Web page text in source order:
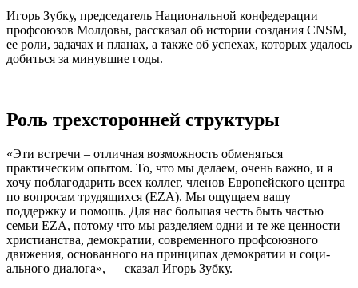
Игорь Зубку, председатель Националь­ной конфедерации
профсоюзов Молдовы, рассказал об истории создания CNSM,
ее роли, задачах и планах, а также об успехах, которых удалось
добиться за минувшие годы.
Роль трехсторонней структуры
«Эти встречи – отличная возможность обменяться
практическим опытом. То, что мы делаем, очень важно, и я
хочу поблагодарить всех коллег, членов Европейского центра
по вопросам трудящихся (EZA). Мы ощущаем вашу
поддержку и помощь. Для нас большая честь быть частью
семьи EZA, потому что мы разделяем одни и те же ценности
христианства, демократии, современного профсоюзного
движения, осно­ванного на принципах демократии и соци­
ального диалога», — сказал Игорь Зубку.